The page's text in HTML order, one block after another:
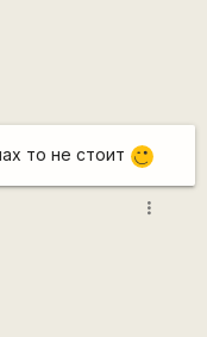
то не стоит ;)
more_vert